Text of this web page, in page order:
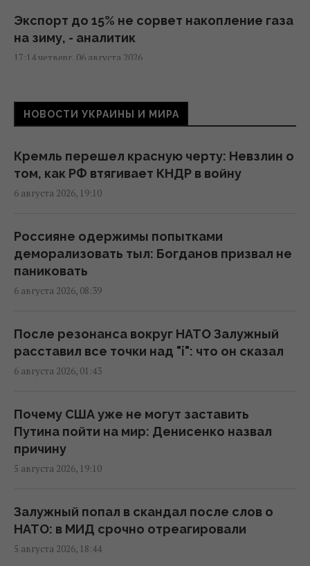
Экспорт до 15% не сорвет накопление газа
на зиму, - аналитик
17:14 четверг, 06 августа 2026
Несмотря на жару, Украина экспортирует
электроэнергию: грозят ли нам
17:07 четверг, 06 августа 2026
Нацбанк ослабил гривню: официальный
16:00 четверг, 06 августа 2026
Перевод денег на карту становится
вызовом: какие необычные новации вводят
15:34 четверг, 06 августа 2026
"Мы впервые готовимся к зиме так, как
Александр Харченко
14:57 четверг, 06 августа 2026
Из-за ночного обстрела РФ Херсон
14:27 четверг, 06 августа 2026
В Днепропетровской области люди уже
НОВОСТИ УКРАИНЫ И МИРА
Кремль перешел красную черту: Невзлин о
том, как РФ втягивает КНДР в войну
6 августа 2026, 19:10
Россияне одержимы попытками
деморализовать тыл: Богданов призвал не
паниковать
6 августа 2026, 08:39
После резонанса вокруг НАТО Залужный
расставил все точки над "i": что он сказал
6 августа 2026, 01:43
Почему США уже не могут заставить
Путина пойти на мир: Денисенко назвал
причину
5 августа 2026, 19:10
Залужный попал в скандал после слов о
НАТО: в МИД срочно отреагировали
5 августа 2026, 18:44